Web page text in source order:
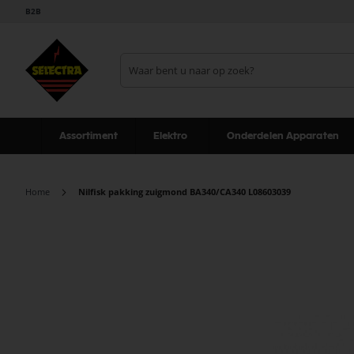
B2B
Assortiment Elektro Onderdelen Apparaten
Home Nilfisk pakking zuigmond BA340/CA340 L08603039